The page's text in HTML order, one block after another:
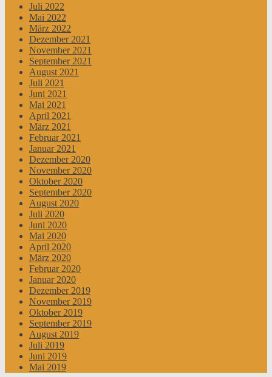
Juli 2022
Mai 2022
März 2022
Dezember 2021
November 2021
September 2021
August 2021
Juli 2021
Juni 2021
Mai 2021
April 2021
März 2021
Februar 2021
Januar 2021
Dezember 2020
November 2020
Oktober 2020
September 2020
August 2020
Juli 2020
Juni 2020
Mai 2020
April 2020
März 2020
Februar 2020
Januar 2020
Dezember 2019
November 2019
Oktober 2019
September 2019
August 2019
Juli 2019
Juni 2019
Mai 2019